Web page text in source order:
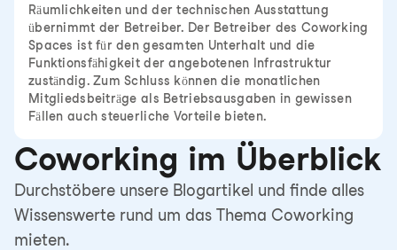
Räumlichkeiten und der technischen Ausstattung
übernimmt der Betreiber. Der Betreiber des Coworking
Spaces ist für den gesamten Unterhalt und die
Funktionsfähigkeit der angebotenen Infrastruktur
zuständig. Zum Schluss können die monatlichen
Mitgliedsbeiträge als Betriebsausgaben in gewissen
Fällen auch steuerliche Vorteile bieten.
Coworking im Überblick
Durchstöbere unsere Blogartikel und finde alles
Wissenswerte rund um das Thema Coworking
mieten.